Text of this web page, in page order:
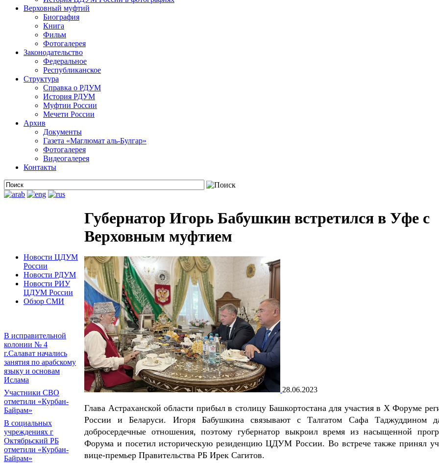
Верховный муфтий
Биография
Книга
Фильм
Фотогалерея
Законодательство
Федеральное
Республиканское
Структура
Справка о РДУМ
История РДУМ
Муфтии России
Мечети России
Архив
Документы
Газета «Маглюмат аль-Булгар»
Фотогалерея
Видеогалерея
Контакты
Новости ЦДУМ
России
Новости РДУМ
Новости РИУ
ЦДУМ России
Обзор СМИ
В исправительной
колонии № 4
г.Салават начались
занятия по арабскому
языку и основам
Ислама
Участники СВО
отметили «Курбан-
Байрам»
В социальных
учреждениях г
Октябрьский РБ
отметили «Курбан-
Байрам»
Губернатор Игорь Бабушкин встретился в Уфе с
Верховным муфтием
28.06.2023
Глава Астраханской области прибыл в столицу Башкортостана для участия в X Форуме
России и Беларуси. Игоря Бабушкина связывают с Талгатом Сафа Таджуддином
добросердечные отношения, поэтому губернатор выкроил время из насыщенной
Форума и посетил историческую резиденцию ЦДУМ России. Во встрече также принял
вице-премьер Правительства РБ Ирек Сагитов.